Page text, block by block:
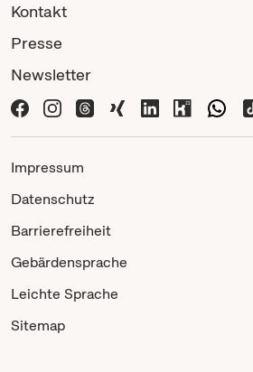
Kontakt
Presse
Newsletter
Impressum
Datenschutz
Barrierefreiheit
Gebärdensprache
Leichte Sprache
Sitemap